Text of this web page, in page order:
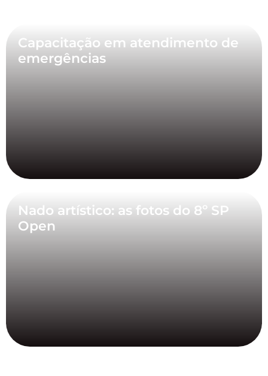
Capacitação em atendimento de
emergências
Nado artístico: as fotos do 8º SP
Open